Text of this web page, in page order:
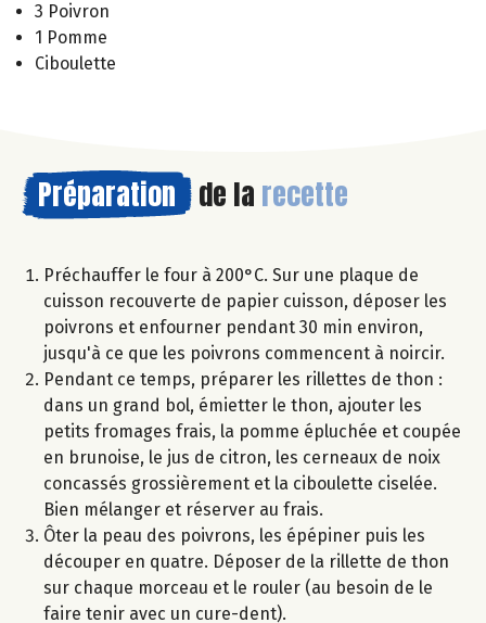
3 Poivron
1 Pomme
Ciboulette
Préparation de la recette
Préchauffer le four à 200°C. Sur une plaque de
cuisson recouverte de papier cuisson, déposer les
poivrons et enfourner pendant 30 min environ,
jusqu'à ce que les poivrons commencent à noircir.
Pendant ce temps, préparer les rillettes de thon :
dans un grand bol, émietter le thon, ajouter les
petits fromages frais, la pomme épluchée et coupée
en brunoise, le jus de citron, les cerneaux de noix
concassés grossièrement et la ciboulette ciselée.
Bien mélanger et réserver au frais.
Ôter la peau des poivrons, les épépiner puis les
découper en quatre. Déposer de la rillette de thon
sur chaque morceau et le rouler (au besoin de le
faire tenir avec un cure-dent).